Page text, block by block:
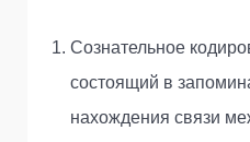
Сознательное
состоящий в
нахождения связи